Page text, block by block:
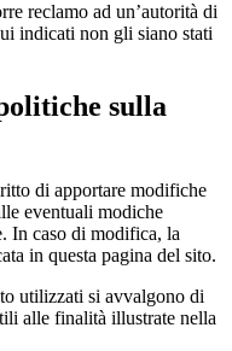
reclamo ad un’autorità di
indicati non gli siano stati
sulla
di apportare modifiche
eventuali modiche
In caso di modifica, la
in questa pagina del sito.
utilizzati si avvalgono di
alle finalità illustrate nella